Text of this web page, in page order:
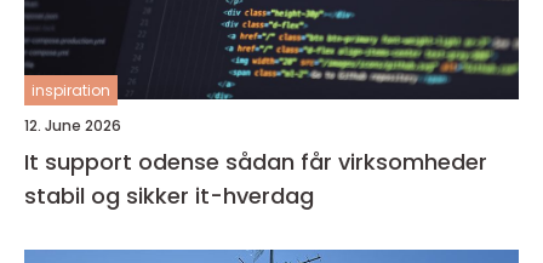
inspiration
12. June 2026
It support odense sådan får virksomheder
stabil og sikker it-hverdag